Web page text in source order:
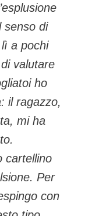
senso di
a pochi
valutare
ho
il ragazzo,
mi ha
cartellino
Per
con